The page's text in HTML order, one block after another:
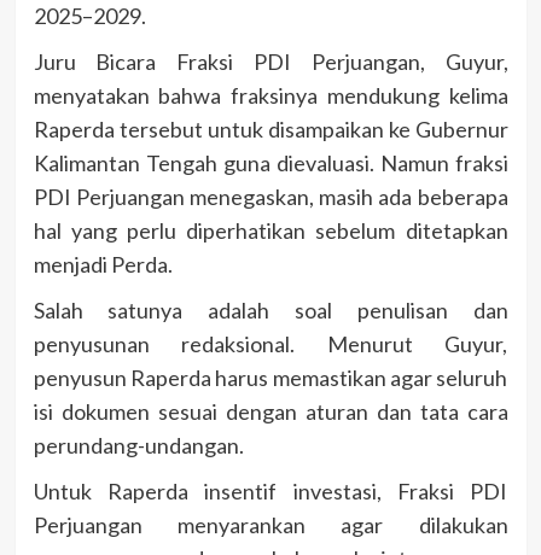
2025–2029.
Juru Bicara Fraksi PDI Perjuangan, Guyur,
menyatakan bahwa fraksinya mendukung kelima
Raperda tersebut untuk disampaikan ke Gubernur
Kalimantan Tengah guna dievaluasi. Namun fraksi
PDI Perjuangan menegaskan, masih ada beberapa
hal yang perlu diperhatikan sebelum ditetapkan
menjadi Perda.
Salah satunya adalah soal penulisan dan
penyusunan redaksional. Menurut Guyur,
penyusun Raperda harus memastikan agar seluruh
isi dokumen sesuai dengan aturan dan tata cara
perundang-undangan.
Untuk Raperda insentif investasi, Fraksi PDI
Perjuangan menyarankan agar dilakukan